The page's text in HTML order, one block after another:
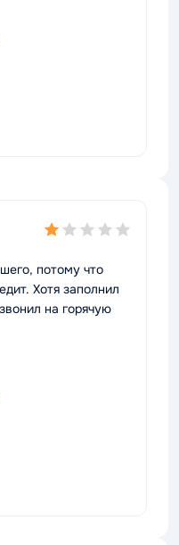
потому что
Хотя заполнил
на горячую